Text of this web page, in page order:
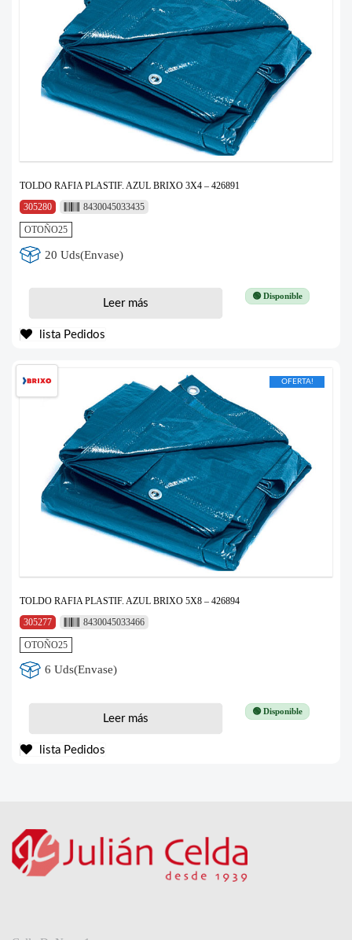
TOLDO RAFIA PLASTIF. AZUL BRIXO 3X4 – 426891
305280
8430045033435
OTOÑO25
20 Uds(Envase)
🟢 Disponible
Leer más
lista Pedidos
OFERTA!
TOLDO RAFIA PLASTIF. AZUL BRIXO 5X8 – 426894
305277
8430045033466
OTOÑO25
6 Uds(Envase)
🟢 Disponible
Leer más
lista Pedidos